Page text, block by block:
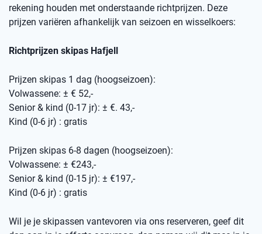
rekening houden met onderstaande richtprijzen. Deze
prijzen variëren afhankelijk van seizoen en wisselkoers:
Richtprijzen skipas Hafjell
Prijzen skipas 1 dag (hoogseizoen):
Volwassene: ± € 52,-
Senior & kind (0-17 jr): ± €. 43,-
Kind (0-6 jr) : gratis
Prijzen skipas 6-8 dagen (hoogseizoen):
Volwassene: ± €243,-
Senior & kind (0-15 jr): ± €197,-
Kind (0-6 jr) : gratis
Wil je je skipassen vantevoren via ons reserveren, geef dit